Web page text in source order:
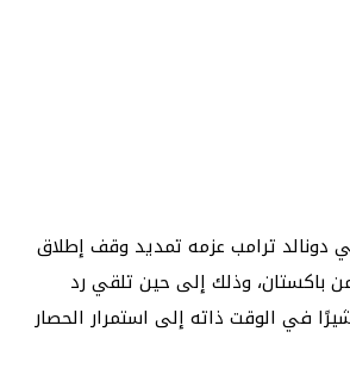
دونالد ترامب عزمه تمديد وقف إطلاق
من باكستان، وذلك إلى حين تلقي رد
في الوقت ذاته إلى استمرار الحصار